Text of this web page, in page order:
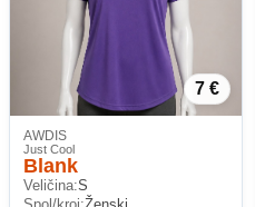
7 €
AWDIS
Just Cool
Blank
Veličina:S